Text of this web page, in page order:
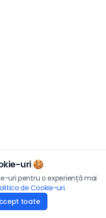
uri 🍪
uri pentru o experiență mai
de Cookie-uri.
toate